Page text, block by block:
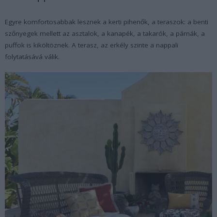
Egyre komfortosabbak lesznek a kerti pihenők, a teraszok: a benti
szőnyegek mellett az asztalok, a kanapék, a takarók, a párnák, a
puffok is kiköltöznek. A terasz, az erkély szinte a nappali
folytatásává válik.